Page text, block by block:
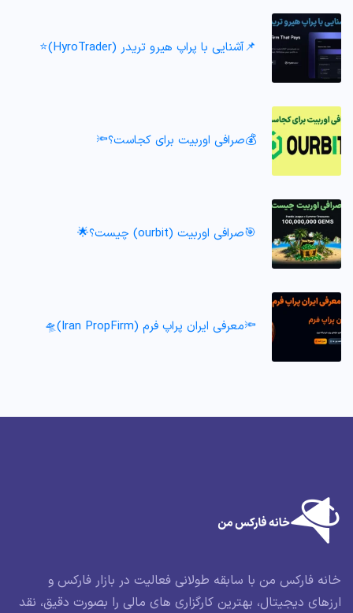
📌آشنایی با پراپ هیرو تریدر (HyroTrader)⭐️
💰صرافی اوربیت برای کجاست؟🔦
🎯صرافی اوربیت (ourbit) چیست؟🌟
🔦معرفی ایران پراپ فرم (Iran PropFirm)🛸
خانه فارکس من با سابقه طولانی فعالیت در بازار فارکس و
ارزهای دیجیتال، بهترین کارگزاری های مالی را بصورت دقیق، نقد